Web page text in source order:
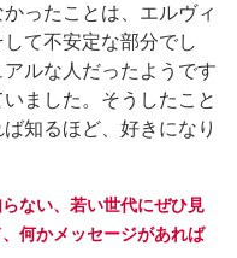
ったことは、エルヴィ
て不安定な部分でし
ルな人だったようです
ました。そうしたこと
知るほど、好きになり
ない、若い世代にぜひ見
何かメッセージがあれば